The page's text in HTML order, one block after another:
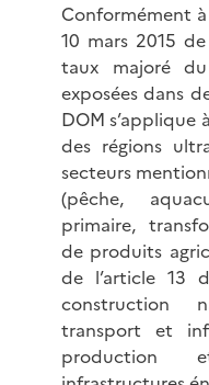
Conformément
10 mars 2015
taux majoré
exposées dans
DOM s’applique
des régions
secteurs
(pêche,
primaire,
de produits
de l’article 13
construction
transport et
production